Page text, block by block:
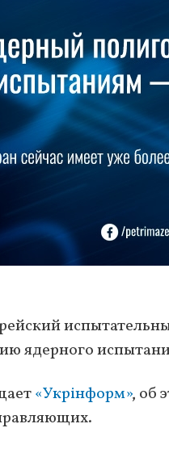
ядерного
«Укрінформ», об